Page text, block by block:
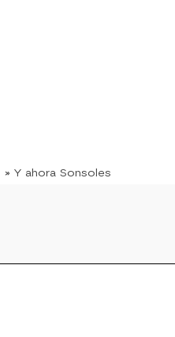
» Y ahora Sonsoles